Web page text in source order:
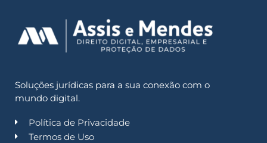
Soluções jurídicas para a sua conexão com o
mundo digital.
Política de Privacidade
Termos de Uso